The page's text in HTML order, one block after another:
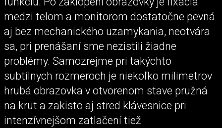
medzi telom a monitorom dostatočne pevná
aj bez mechanického uzamykania, neotvára
sa, pri prenášaní sme nezistili žiadne
problémy. Samozrejme pri takýchto
subtílnych rozmeroch je niekoľko milimetrov
hrubá obrazovka v otvorenom stave pružná
na krut a zakisto aj stred klávesnice pri
intenzívnejšom zatlačení tiež